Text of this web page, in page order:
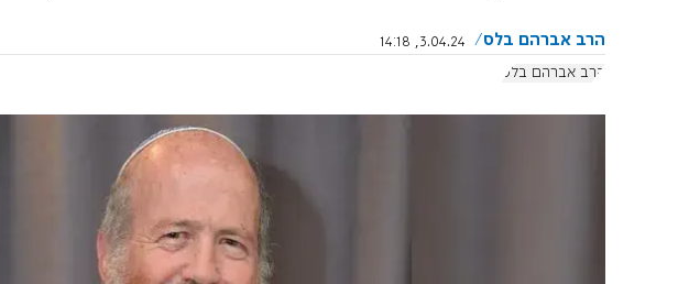
הרב אברהם בלס
3.04.24, 14:18
הרב אברהם בלס